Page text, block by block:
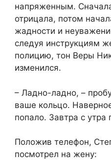
напряженным.
отрицала, потом
жадности и
следуя инструкциям
полицию, тон Веры
изменился.
– Ладно-ладно, –
ваше кольцо.
попало. Завтра с
Положив телефон,
посмотрел на жену: